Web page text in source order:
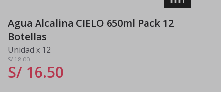
Agua Alcalina CIELO 650ml Pack 12
Botellas
Unidad x 12
S/ 18.00
S/ 16.50